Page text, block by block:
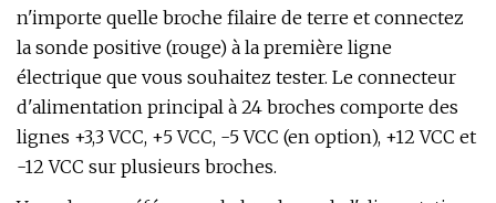
n'importe quelle broche filaire de terre et connectez
la sonde positive (rouge) à la première ligne
électrique que vous souhaitez tester. Le connecteur
d'alimentation principal à 24 broches comporte des
lignes +3,3 VCC, +5 VCC, -5 VCC (en option), +12 VCC et
-12 VCC sur plusieurs broches.